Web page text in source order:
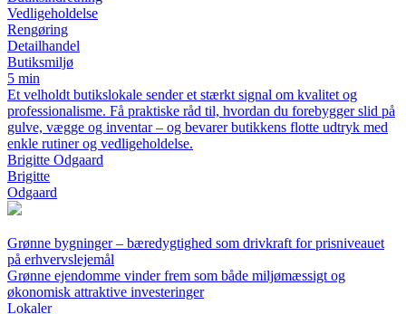
Vedligeholdelse
Rengøring
Detailhandel
Butiksmiljø
5 min
Et velholdt butikslokale sender et stærkt signal om kvalitet og
professionalisme. Få praktiske råd til, hvordan du forebygger slid på
gulve, vægge og inventar – og bevarer butikkens flotte udtryk med
enkle rutiner og vedligeholdelse.
Brigitte Odgaard
Brigitte
Odgaard
Grønne bygninger – bæredygtighed som drivkraft for prisniveauet
på erhvervslejemål
Grønne ejendomme vinder frem som både miljømæssigt og
økonomisk attraktive investeringer
Lokaler